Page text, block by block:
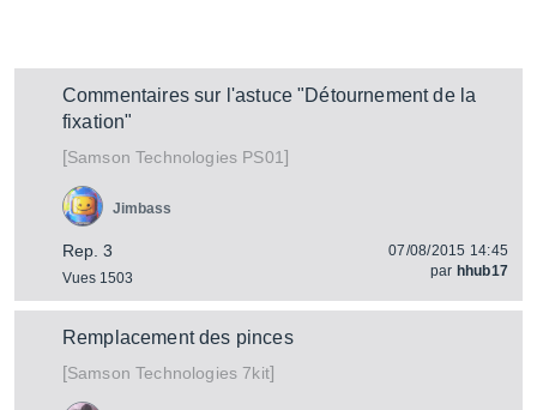
Commentaires sur l'astuce "Détournement de la
fixation"
[Samson Technologies PS01]
Rep. 3
Vues 1503
Jimbass
07/08/2015 14:45
par hhub17
Remplacement des pinces
[Samson Technologies 7kit]